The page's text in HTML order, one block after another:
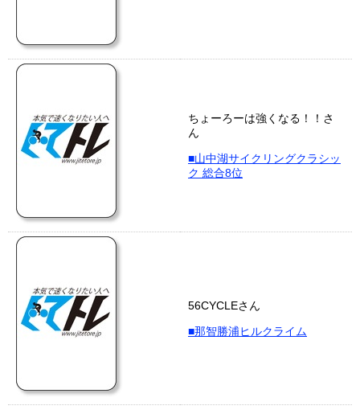
ちょーろーは強くなる！！さ
ん
■山中湖サイクリングクラシッ
ク 総合8位
56CYCLEさん
■那智勝浦ヒルクライム